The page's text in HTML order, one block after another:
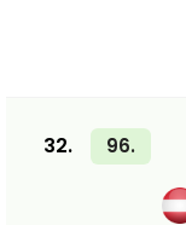
32. 96.